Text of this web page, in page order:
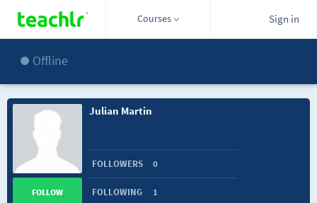
Courses Sign in
Offline
Julian Martin
FOLLOWERS 0
FOLLOWING 1
FOLLOW